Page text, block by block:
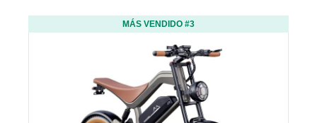
MÁS VENDIDO #3